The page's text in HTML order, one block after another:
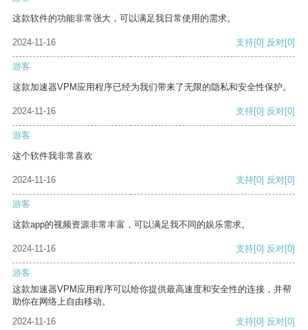
这款软件的功能非常强大，可以满足我日常使用的需求。
2024-11-16 支持[0] 反对[0]
游客
这款加速器VPM应用程序已经为我们带来了无限的隐私和安全性保护。
2024-11-16 支持[0] 反对[0]
游客
这个软件我非常喜欢
2024-11-16 支持[0] 反对[0]
游客
这款app的视频资源非常丰富，可以满足我不同的娱乐需求。
2024-11-16 支持[0] 反对[0]
游客
这款加速器VPM应用程序可以给你提供最高速度和安全性的连接，并帮
助你在网络上自由移动。
2024-11-16
支持[0] 反对[0]